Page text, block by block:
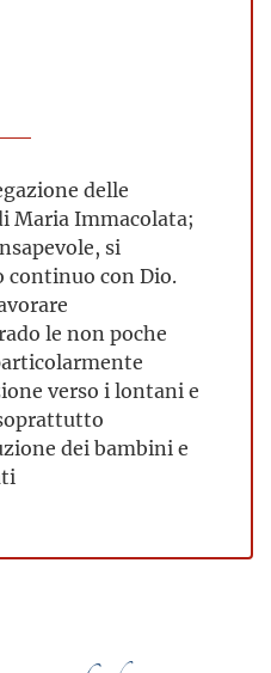
delle
Maria Immacolata;
si
continuo con Dio.
le non poche
verso i lontani e
dei bambini e